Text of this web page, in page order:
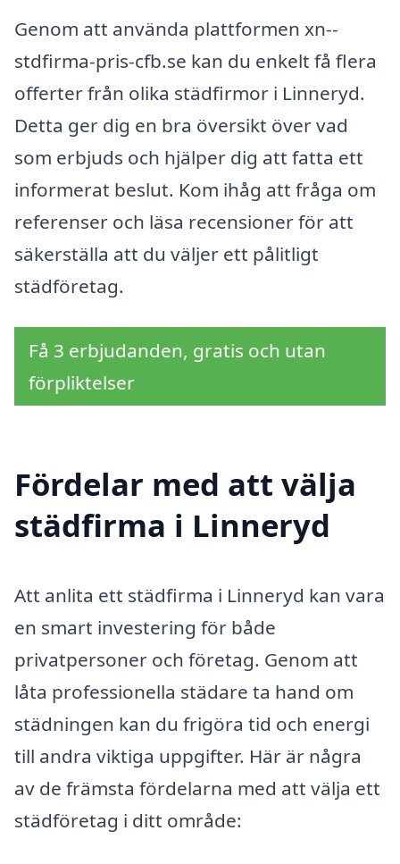
Genom att använda plattformen xn--
stdfirma-pris-cfb.se kan du enkelt få flera
offerter från olika städfirmor i Linneryd.
Detta ger dig en bra översikt över vad
som erbjuds och hjälper dig att fatta ett
informerat beslut. Kom ihåg att fråga om
referenser och läsa recensioner för att
säkerställa att du väljer ett pålitligt
städföretag.
Få 3 erbjudanden, gratis och utan
förpliktelser
Fördelar med att välja
städfirma i Linneryd
Att anlita ett städfirma i Linneryd kan vara
en smart investering för både
privatpersoner och företag. Genom att
låta professionella städare ta hand om
städningen kan du frigöra tid och energi
till andra viktiga uppgifter. Här är några
av de främsta fördelarna med att välja ett
städföretag i ditt område: